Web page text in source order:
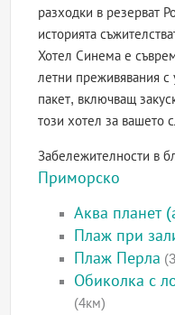
разходки в резерват
историята
Хотел Синема е
летни преживявания
пакет, включващ
този хотел за вашето
Забележителности в
Приморско
Аква планет
Плаж при
Плаж Перла
Обиколка с
(4км)